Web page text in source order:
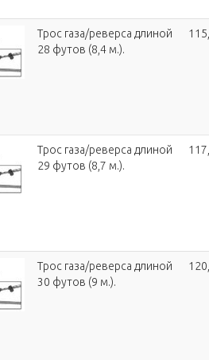
Трос газа/реверса длиной
28 футов (8,4 м.).
Трос газа/реверса длиной
29 футов (8,7 м.).
Трос газа/реверса длиной
30 футов (9 м.).